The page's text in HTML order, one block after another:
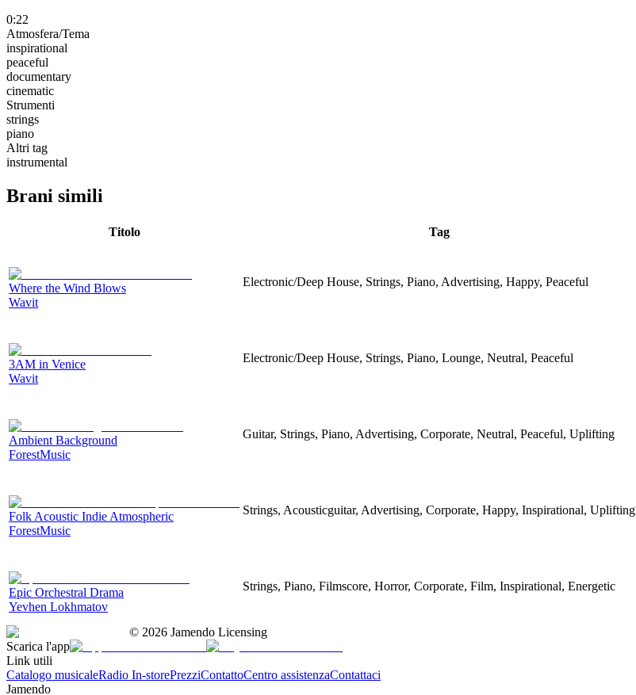
0:22
Atmosfera/Tema
inspirational
peaceful
documentary
cinematic
Strumenti
strings
piano
Altri tag
instrumental
Brani simili
Titolo Tag
Where the Wind Blows
Wavit
Electronic/Deep House, Strings, Piano, Advertising, Happy, Peaceful
3AM in Venice
Wavit
Electronic/Deep House, Strings, Piano, Lounge, Neutral, Peaceful
Ambient Background
ForestMusic
Guitar, Strings, Piano, Advertising, Corporate, Neutral, Peaceful, Uplifting
Folk Acoustic Indie Atmospheric
ForestMusic
Strings, Acousticguitar, Advertising, Corporate, Happy, Inspirational, Uplifting
Epic Orchestral Drama
Yevhen Lokhmatov
Strings, Piano, Filmscore, Horror, Corporate, Film, Inspirational, Energetic
© 2026 Jamendo Licensing
Scarica l'app
Link utili
Catalogo musicaleRadio In-storePrezziContattoCentro assistenzaContattaci
Jamendo